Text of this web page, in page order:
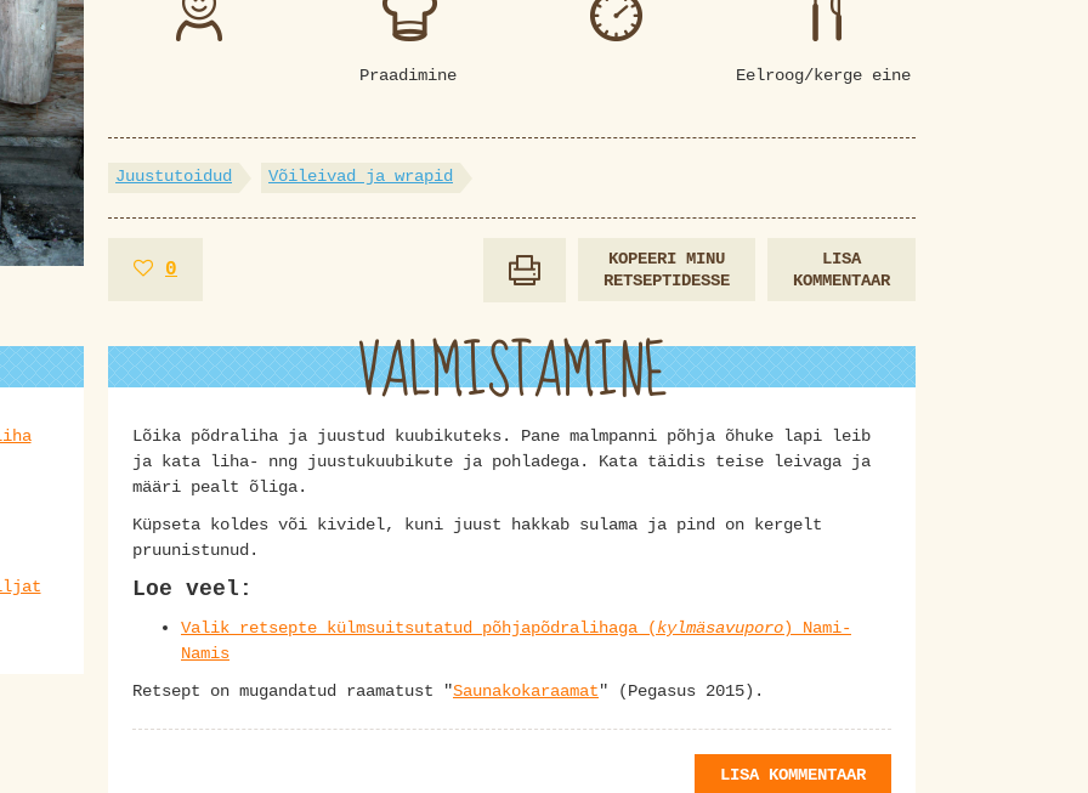
Praadimine Eelroog/kerge eine
Juustutoidud Võileivad ja wrapid
0
LISA
KOMMENTAAR
KOPEERI MINU
RETSEPTIDESSE
VALMISTAMINE
Lõika põdraliha ja juustud kuubikuteks. Pane malmpanni põhja õhuke lapi leib
ja kata liha- nng juustukuubikute ja pohladega. Kata täidis teise leivaga ja
määri pealt õliga.
Küpseta koldes või kividel, kuni juust hakkab sulama ja pind on kergelt
pruunistunud.
Loe veel:
Valik retsepte külmsuitsutatud põhjapõdralihaga (kylmäsavuporo) Nami-
Namis
Retsept on mugandatud raamatust "Saunakokaraamat" (Pegasus 2015).
LISA KOMMENTAAR